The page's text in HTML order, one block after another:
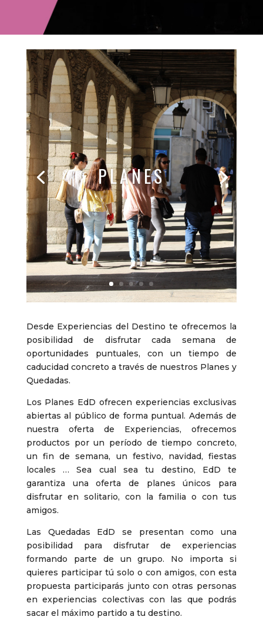
PLANES
Desde Experiencias del Destino te ofrecemos la
posibilidad de disfrutar cada semana de
oportunidades puntuales, con un tiempo de
caducidad concreto a través de nuestros Planes y
Quedadas.
Los Planes EdD ofrecen experiencias exclusivas
abiertas al público de forma puntual. Además de
nuestra oferta de Experiencias, ofrecemos
productos por un período de tiempo concreto,
un fin de semana, un festivo, navidad, fiestas
locales … Sea cual sea tu destino, EdD te
garantiza una oferta de planes únicos para
disfrutar en solitario, con la familia o con tus
amigos.
Las Quedadas EdD se presentan como una
posibilidad para disfrutar de experiencias
formando parte de un grupo. No importa si
quieres participar tú solo o con amigos, con esta
propuesta participarás junto con otras personas
en experiencias colectivas con las que podrás
sacar el máximo partido a tu destino.